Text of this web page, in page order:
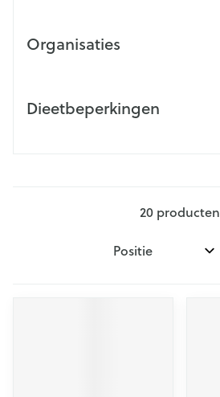
Organisaties
Dieetbeperkingen
20 producten
Sorteer op: